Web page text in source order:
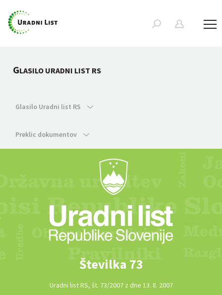
GLASILO URADNI LIST RS
Glasilo Uradni list RS
Preklic dokumentov
Številka 73
Uradni list RS, št. 73/2007 z dne 13. 8. 2007